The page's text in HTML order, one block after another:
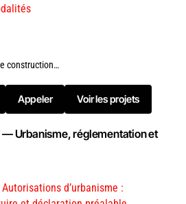
construction…
Appeler Voir les projets
— Urbanisme, réglementation et
d’urbanisme :